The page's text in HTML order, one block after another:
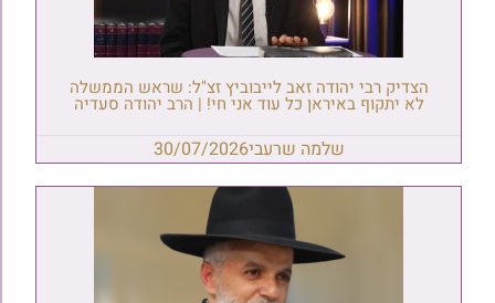
הצדיק רבי יהודה זאב לייבוביץ זצ"ל: שראש הממשלה
לא יתקוף באיראן כל עוד אני חי! | הרב יהודה סעדיה
שלמה שרעבי30/07/2026